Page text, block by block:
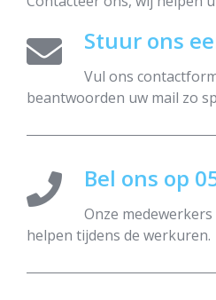
Stuur ons
Vul ons
beantwoorden uw mail zo
Bel ons op
Onze
helpen tijdens de werkuren.